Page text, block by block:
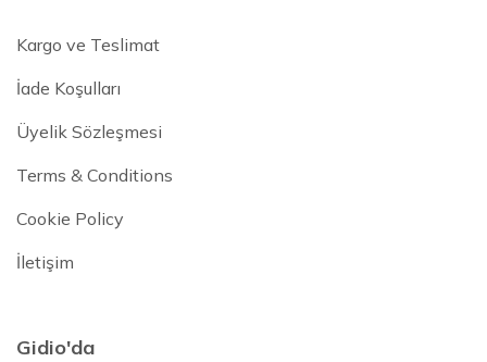
Kargo ve Teslimat
İade Koşulları
Üyelik Sözleşmesi
Terms & Conditions
Cookie Policy
İletişim
Gidio'da